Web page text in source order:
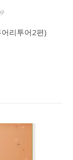
어리투어2편)